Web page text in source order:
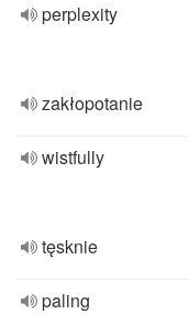
perplexity
zakłopotanie
wistfully
tęsknie
paling